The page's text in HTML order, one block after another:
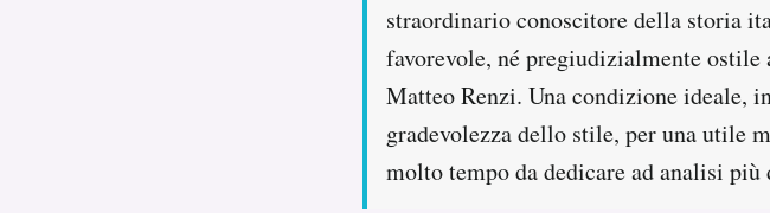
straordinario conoscitore della storia
favorevole, né pregiudizialmente
Matteo Renzi. Una condizione ideale,
gradevolezza dello stile, per una utile
molto tempo da dedicare ad analisi più